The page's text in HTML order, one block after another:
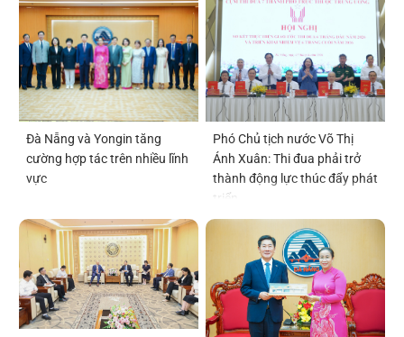
Đà Nẵng và Yongin tăng
cường hợp tác trên nhiều lĩnh
vực
Phó Chủ tịch nước Võ Thị
Ánh Xuân: Thi đua phải trở
thành động lực thúc đẩy phát
triển